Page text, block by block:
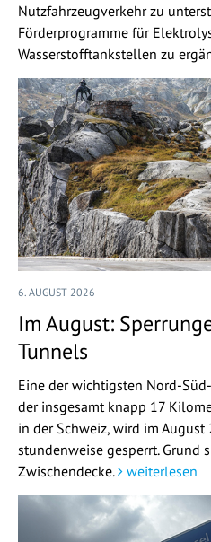
Nutzfahrzeugverkehr zu
Förderprogramme für
Wasserstofftankstellen zu
6. AUGUST 2026
Im August:
Tunnels
Eine der wichtigsten Nord-
der insgesamt knapp 17
in der Schweiz, wird im
stundenweise gesperrt. Grund
Zwischendecke.
weiterlesen